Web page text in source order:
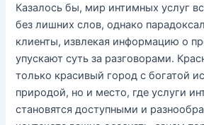
Казалось бы, мир интимных услуг
без лишних слов, однако
клиенты, извлекая информацию о
упускают суть за разговорами.
только красивый город с богатой
природой, но и место, где услуги
становятся доступными и